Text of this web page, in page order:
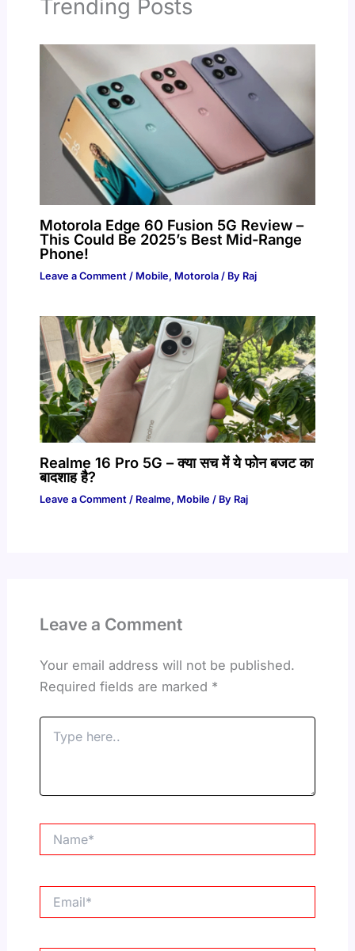
Trending Posts
Motorola Edge 60 Fusion 5G Review –
This Could Be 2025’s Best Mid-Range
Phone!
Leave a Comment / Mobile, Motorola/ By Raj
Realme 16 Pro 5G – क्या सच में ये फोन बजट का
बादशाह है?
Leave a Comment / Realme, Mobile / By Raj
Leave a Comment
Your email address will not be published.
Required fields are marked *
Type
here..